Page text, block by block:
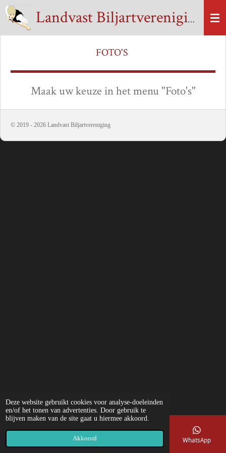
Deze website gebruikt cookies voor analyse-doeleinden
en/of het tonen van advertenties. Door gebruik te
blijven maken van de site gaat u hiermee akkoord.
Akkoord
Ga
direct
naar
Landvast Biljartvereniging
FOTO'S
Maak uw keuze in het menu "Foto's"
© 2019 - 2026 Landvast Biljartvereniging
Telefoonnummer WhatsApp